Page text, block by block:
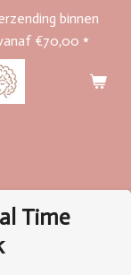
binnen
€70,00 *
Time